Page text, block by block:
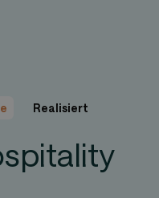
Realisiert